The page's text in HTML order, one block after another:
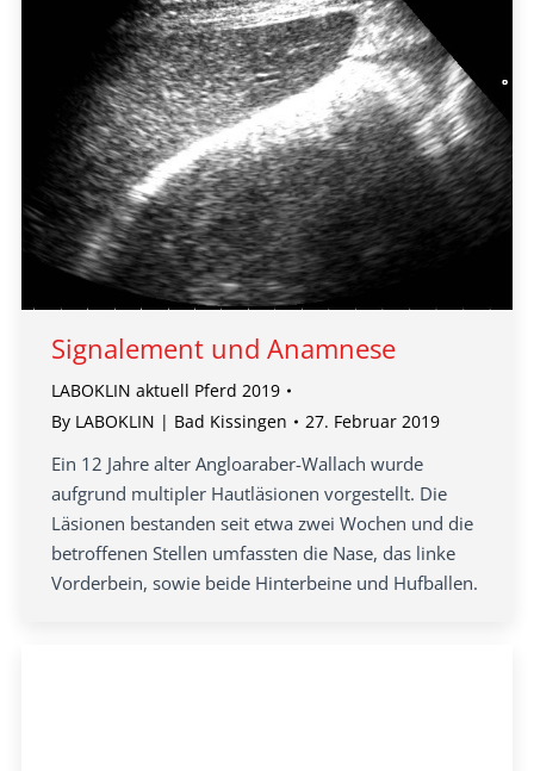
Signalement und Anamnese
LABOKLIN aktuell Pferd 2019
By LABOKLIN | Bad Kissingen 27. Februar 2019
Ein 12 Jahre alter Angloaraber-Wallach wurde
aufgrund multipler Hautläsionen vorgestellt. Die
Läsionen bestanden seit etwa zwei Wochen und die
betroffenen Stellen umfassten die Nase, das linke
Vorderbein, sowie beide Hinterbeine und Hufballen.